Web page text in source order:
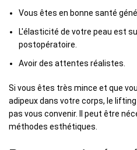
Vous êtes en bonne santé
L'élasticité de votre peau est
postopératoire.
Avoir des attentes réalistes.
Si vous êtes très mince et que
adipeux dans votre corps, le
pas vous convenir. Il peut être
méthodes esthétiques.